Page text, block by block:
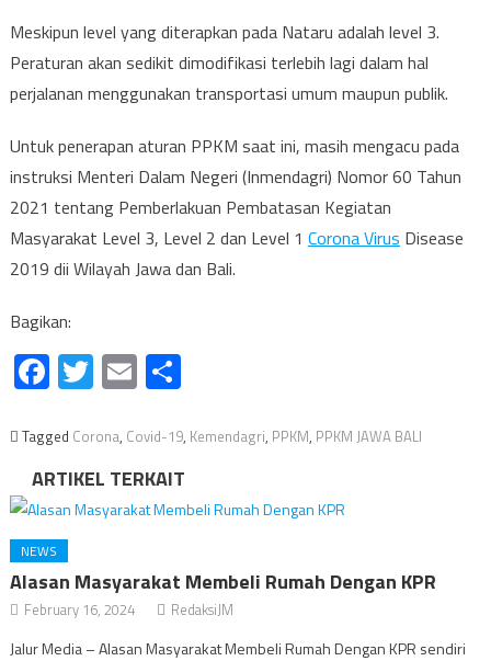
Meskipun level yang diterapkan pada Nataru adalah level 3.
Peraturan akan sedikit dimodifikasi terlebih lagi dalam hal
perjalanan menggunakan transportasi umum maupun publik.
Untuk penerapan aturan PPKM saat ini, masih mengacu pada
instruksi Menteri Dalam Negeri (Inmendagri) Nomor 60 Tahun
2021 tentang Pemberlakuan Pembatasan Kegiatan
Masyarakat Level 3, Level 2 dan Level 1 Corona Virus Disease
2019 dii Wilayah Jawa dan Bali.
Bagikan:
Facebook
Twitter
EmailShare
Tagged Corona, Covid-19, Kemendagri, PPKM, PPKM JAWA BALI
ARTIKEL TERKAIT
NEWS
Alasan Masyarakat Membeli Rumah Dengan KPR
February 16, 2024 RedaksiJM
Jalur Media – Alasan Masyarakat Membeli Rumah Dengan KPR sendiri